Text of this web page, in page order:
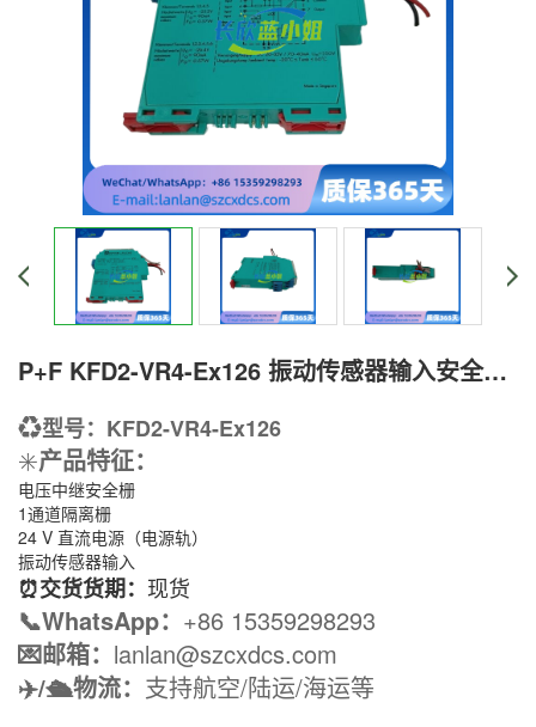
P+F KFD2-VR4-Ex126 振动传感器输入安全栅模块
♻️型号：KFD2-VR4-Ex126
✳️产品特征：
电压中继安全栅
1通道隔离栅
24 V 直流电源（电源轨）
振动传感器输入
⏰交货货期： 现货
📞WhatsApp： +86 15359298293
💌邮箱： lanlan@szcxdcs.com
✈️/🛳️物流： 支持航空/陆运/海运等